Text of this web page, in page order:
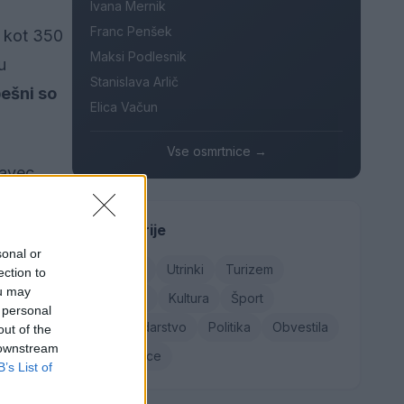
or
to
may
of the
List of
kot 350
so
m
Sušec
Ivana Mernik
Franc Penšek
Maksi Podlesnik
Stanislava Arlič
Elica Vačun
Vse osmrtnice →
Kategorije
Utrinki
Turizem
Kultura
Šport
Gospodarstvo
Politika
Obvestila
Osmrtnice